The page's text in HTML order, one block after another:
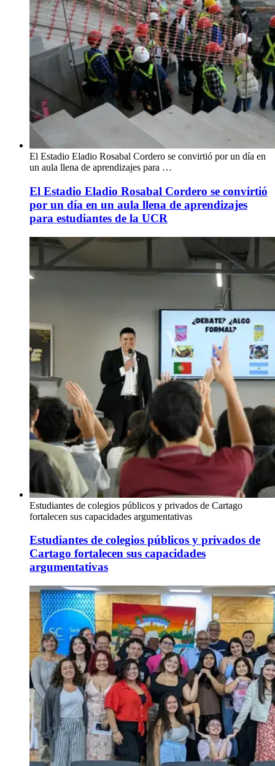
El Estadio Eladio Rosabal Cordero se convirtió por un día en
un aula llena de aprendizajes para …
El Estadio Eladio Rosabal Cordero se convirtió
por un día en un aula llena de aprendizajes
para estudiantes de la UCR
Estudiantes de colegios públicos y privados de Cartago
fortalecen sus capacidades argumentativas
Estudiantes de colegios públicos y privados de
Cartago fortalecen sus capacidades
argumentativas